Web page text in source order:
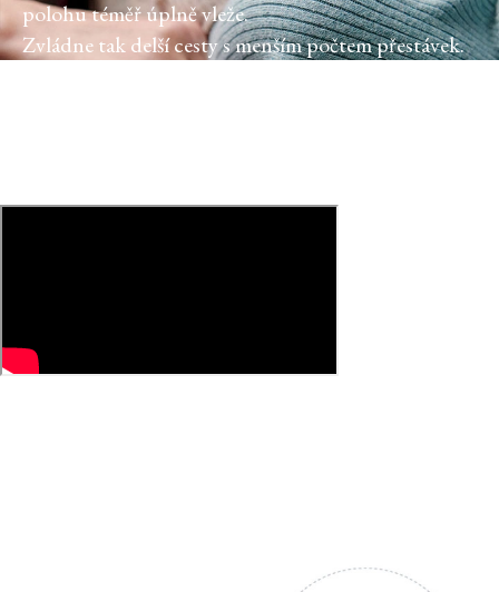
polohu téměř úplně vleže.
Zvládne tak delší cesty s menším počtem přestávek.